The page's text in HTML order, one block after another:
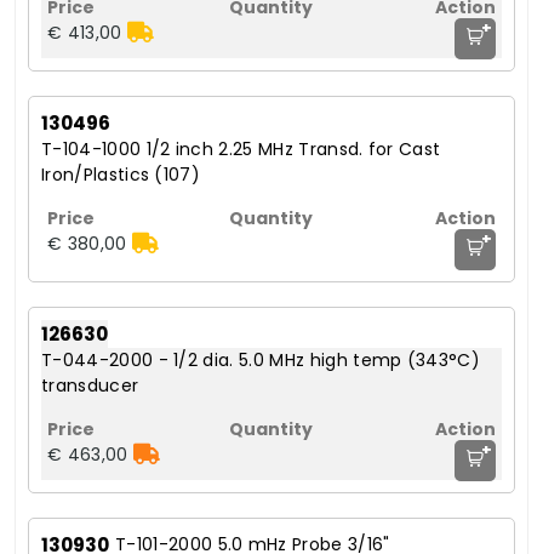
€ 413,00 +
130496
T-104-1000 1/2 inch 2.25 MHz Transd. for Cast
Iron/Plastics (107)
€ 380,00 +
126630
T-044-2000 - 1/2 dia. 5.0 MHz high temp (343°C)
transducer
€ 463,00 +
130930 T-101-2000 5.0 mHz Probe 3/16"